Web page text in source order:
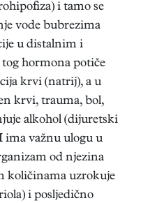
i tamo se
vode bubrezima
u distalnim i
hormona potiče
krvi (natrij), a u
krvi, trauma, bol,
alkohol (dijuretski
važnu ulogu u
od njezina
količinama uzrokuje
i posljedično